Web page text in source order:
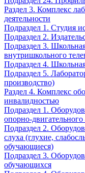
Раздел 3. Комплекс
деятельности
Подраздел 1. Студия
Подраздел 2.
Подраздел 3.
внутришкольного
Подраздел 4.
Подраздел 5.
производство)
Раздел 4. Комплекс
инвалидностью
Подраздел 1.
опорно-двигательного
Подраздел 2.
слуха (глухие,
обучающиеся)
Подраздел 3.
обучающихся